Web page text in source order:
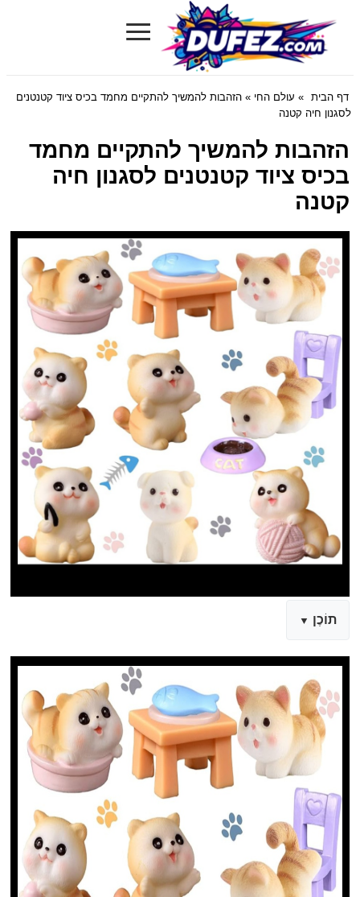
Dufez.com
≡
דף הבית » עולם החי » הזהבות להמשיך להתקיים מחמד בכיס ציוד קטנטנים
לסגנון חיה קטנה
הזהבות להמשיך להתקיים מחמד
בכיס ציוד קטנטנים לסגנון חיה
קטנה
תוֹכֶן